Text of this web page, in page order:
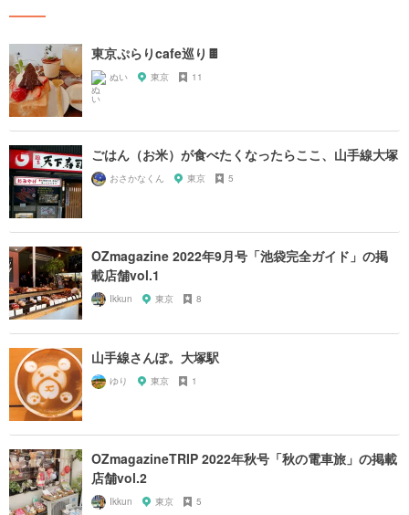
東京ぷらりcafe巡り🍫
ぬい 東京 11
ごはん（お米）が食べたくなったらここ、山手線大塚
おさかなくん 東京 5
OZmagazine 2022年9月号「池袋完全ガイド」の掲
載店舗vol.1
Ikkun 東京 8
山手線さんぽ。大塚駅
ゆり 東京 1
OZmagazineTRIP 2022年秋号「秋の電車旅」の掲載
店舗vol.2
Ikkun 東京 5